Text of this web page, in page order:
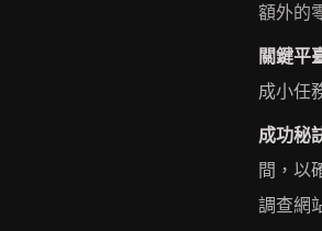
額外的
關鍵平
成小任
成功秘
間，以
調查網